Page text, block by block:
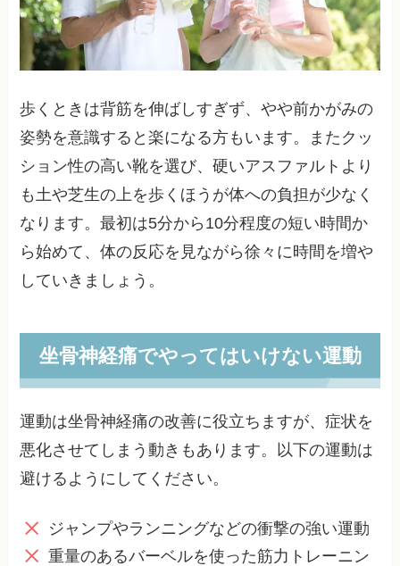
歩くときは背筋を伸ばしすぎず、やや前かがみの
姿勢を意識すると楽になる方もいます。またクッ
ション性の高い靴を選び、硬いアスファルトより
も土や芝生の上を歩くほうが体への負担が少なく
なります。最初は5分から10分程度の短い時間か
ら始めて、体の反応を見ながら徐々に時間を増や
していきましょう。
坐骨神経痛でやってはいけない運動
運動は坐骨神経痛の改善に役立ちますが、症状を
悪化させてしまう動きもあります。以下の運動は
避けるようにしてください。
ジャンプやランニングなどの衝撃の強い運動
重量のあるバーベルを使った筋力トレーニン